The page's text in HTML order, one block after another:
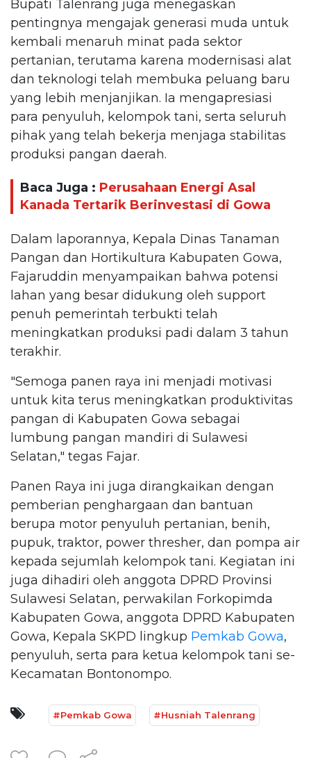
Bupati Talenrang juga menegaskan
pentingnya mengajak generasi muda untuk
kembali menaruh minat pada sektor
pertanian, terutama karena modernisasi alat
dan teknologi telah membuka peluang baru
yang lebih menjanjikan. Ia mengapresiasi
para penyuluh, kelompok tani, serta seluruh
pihak yang telah bekerja menjaga stabilitas
produksi pangan daerah.
Baca Juga : Perusahaan Energi Asal
Kanada Tertarik Berinvestasi di Gowa
Dalam laporannya, Kepala Dinas Tanaman
Pangan dan Hortikultura Kabupaten Gowa,
Fajaruddin menyampaikan bahwa potensi
lahan yang besar didukung oleh support
penuh pemerintah terbukti telah
meningkatkan produksi padi dalam 3 tahun
terakhir.
"Semoga panen raya ini menjadi motivasi
untuk kita terus meningkatkan produktivitas
pangan di Kabupaten Gowa sebagai
lumbung pangan mandiri di Sulawesi
Selatan," tegas Fajar.
Panen Raya ini juga dirangkaikan dengan
pemberian penghargaan dan bantuan
berupa motor penyuluh pertanian, benih,
pupuk, traktor, power thresher, dan pompa air
kepada sejumlah kelompok tani. Kegiatan ini
juga dihadiri oleh anggota DPRD Provinsi
Sulawesi Selatan, perwakilan Forkopimda
Kabupaten Gowa, anggota DPRD Kabupaten
Gowa, Kepala SKPD lingkup Pemkab Gowa,
penyuluh, serta para ketua kelompok tani se-
Kecamatan Bontonompo.
#Pemkab Gowa #Husniah Talenrang